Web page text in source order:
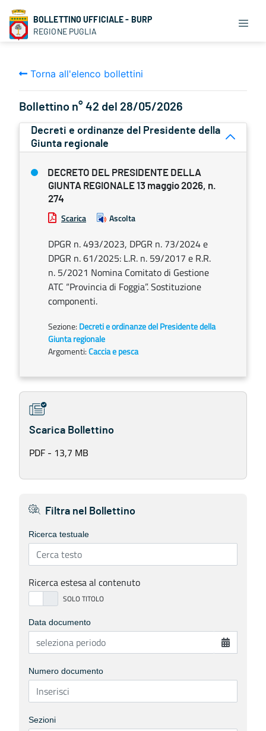
BOLLETTINO UFFICIALE - BURP
REGIONE PUGLIA
Torna all'elenco bollettini
Bollettino n° 42 del 28/05/2026
Decreti e ordinanze del Presidente della
Giunta regionale
DECRETO DEL PRESIDENTE DELLA
GIUNTA REGIONALE 13 maggio 2026, n.
274
Scarica Ascolta
DPGR n. 493/2023, DPGR n. 73/2024 e
DPGR n. 61/2025: L.R. n. 59/2017 e R.R.
n. 5/2021 Nomina Comitato di Gestione
ATC “Provincia di Foggia”. Sostituzione
componenti.
Sezione: Decreti e ordinanze del Presidente della
Giunta regionale
Argomenti:Caccia e pesca
Scarica Bollettino
PDF - 13,7 MB
Filtra nel Bollettino
Ricerca testuale
Ricerca estesa al contenuto
Data documento
Numero documento
Sezioni